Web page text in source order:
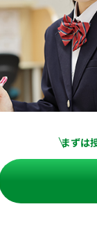
まずは